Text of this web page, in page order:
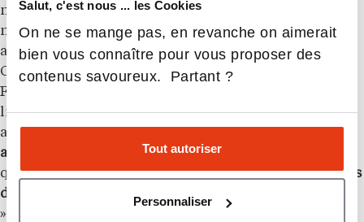
Salut, c'est nous ... les Cookies
On ne se mange pas, en revanche on aimerait
bien vous connaître pour vous proposer des
contenus savoureux. Partant ?
Tout autoriser
Personnaliser
n’augmentent pas, ça ne sert à rien d’augmenter le
nombre d’étudiants » rappelle Camille, présidente
actuelle de la FNEO. Une opinion partagée par
Caroline Fargeix, professeure au CFUO de Clermont-
Ferrand. « L’année prochaine on sera 30 étudiants au
lieu de 25 actuellement et c’est déjà une grande
avancée. Mais la situation va être compliquée.
augmente le nombre d’étudiants
qu’il nous faut dessalles de cours plus grandes et plus
de professeurs
. Tout est une question de financement
».